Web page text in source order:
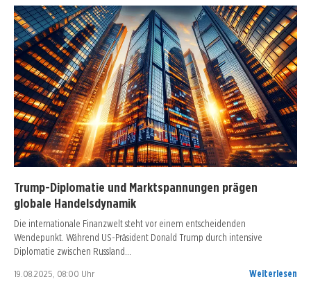
Trump-Diplomatie und Marktspannungen prägen
globale Handelsdynamik
Die internationale Finanzwelt steht vor einem entscheidenden
Wendepunkt. Während US-Präsident Donald Trump durch intensive
Diplomatie zwischen Russland…
19.08.2025, 08:00 Uhr Weiterlesen